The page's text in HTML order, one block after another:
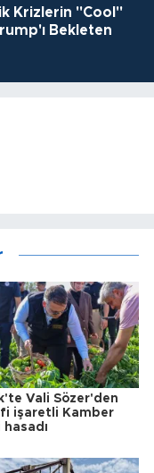
Krizlerin "Cool"
Bekleten
Vali Sözer'den
işaretli Kamber
hasadı